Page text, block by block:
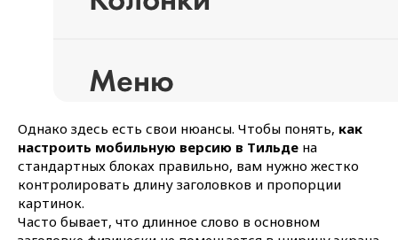
Однако здесь есть свои нюансы. Чтобы понять, как
настроить мобильную версию в Тильде на
стандартных блоках правильно, вам нужно жестко
контролировать длину заголовков и пропорции
картинок.
Часто бывает, что длинное слово в основном